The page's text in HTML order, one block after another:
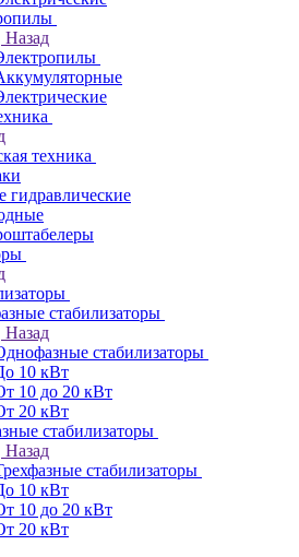
Назад
техника
гидравлические
стабилизаторы
Назад
стабилизаторы
10 кВт
10 до 20 кВт
20 кВт
стабилизаторы
Назад
стабилизаторы
10 кВт
10 до 20 кВт
20 кВт